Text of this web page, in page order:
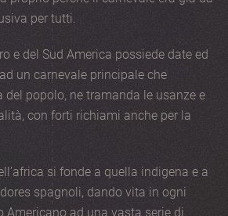
per tutti.
e del Sud America possiede date ed
un carnevale principale che
del popolo, ne tramanda le usanze e
con forti richiami anche per la
si fonde a quella indigena e a
spagnoli, dando vita in ogni
Americano ad una vasta serie di